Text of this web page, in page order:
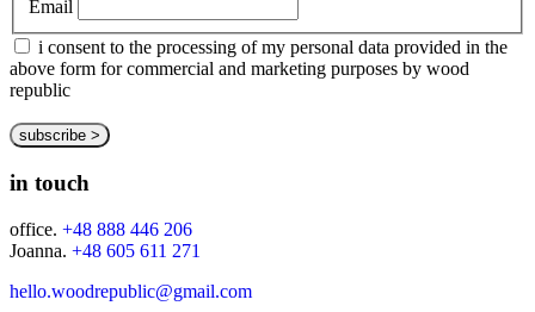
Email
i consent to the processing of my personal data provided in the
above form for commercial and marketing purposes by wood
republic
in touch
office. +48 888 446 206
Joanna. +48 605 611 271
hello.woodrepublic@gmail.com